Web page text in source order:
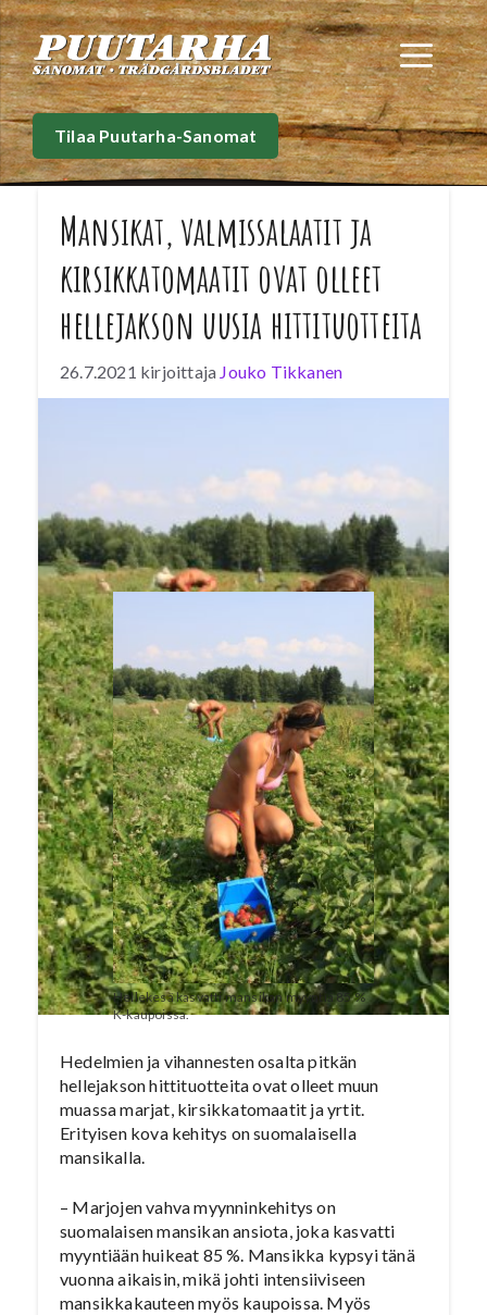
Siirry
sisältöön
Tilaa Puutarha-Sanomat
Mansikat, valmissalaatit ja
kirsikkatomaatit ovat olleet
hellejakson uusia hittituotteita
26.7.2021 kirjoittaja Jouko Tikkanen
paljon ostettu muun muassa suomalaista
mansikkaa, jalostettua salaattia ja valmisruokia.
Erilaiset vitamiinit ja urheiluvalmisteet nousivat
ostoskorien superyllättäjiksi.
Hellekesä kasvatti mansikan myyntiä 85 %
K-kaupoissa.
Hedelmien ja vihannesten osalta pitkän
hellejakson hittituotteita ovat olleet muun
muassa marjat, kirsikkatomaatit ja yrtit.
Erityisen kova kehitys on suomalaisella
mansikalla.
– Marjojen vahva myynninkehitys on
suomalaisen mansikan ansiota, joka kasvatti
myyntiään huikeat 85 %. Mansikka kypsyi tänä
vuonna aikaisin, mikä johti intensiiviseen
mansikkakauteen myös kaupoissa. Myös